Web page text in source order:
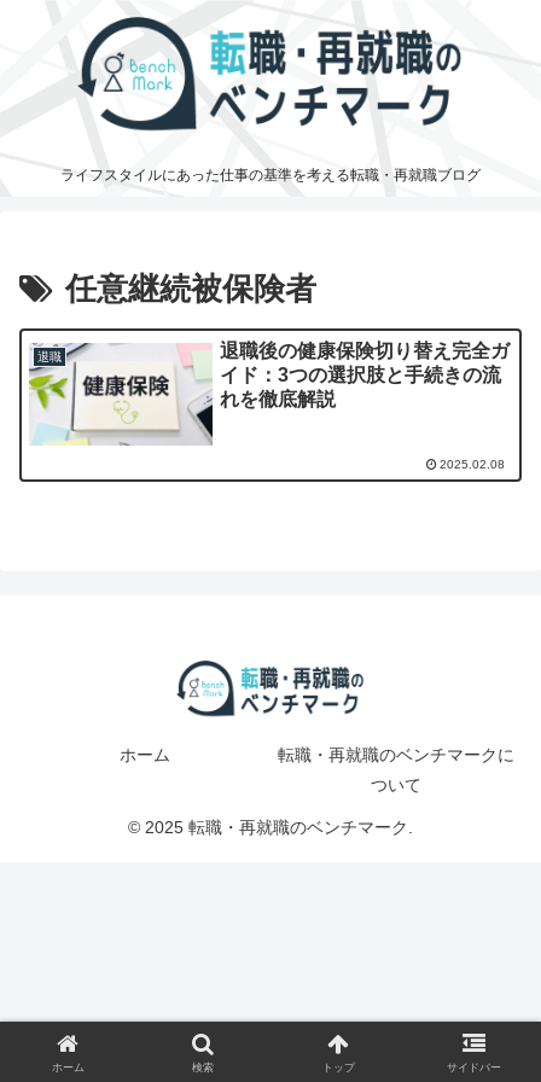
ライフスタイルにあった仕事の基準を考える転職・再就職ブログ
任意継続被保険者
退職
退職後の健康保険切り替え完全ガ
イド：3つの選択肢と手続きの流
れを徹底解説
2025.02.08
ホーム
転職・再就職のベンチマークに
ついて
© 2025 転職・再就職のベンチマーク.
ホーム 検索 トップ サイドバー